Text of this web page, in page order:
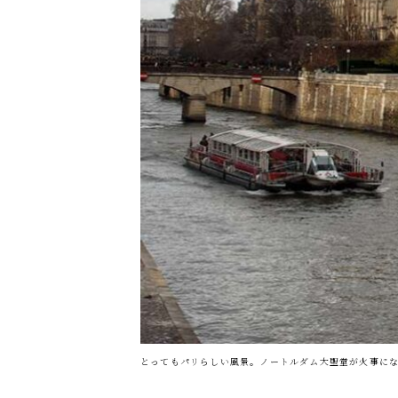
とってもパリらしい風景。ノートルダム大聖堂が火事に